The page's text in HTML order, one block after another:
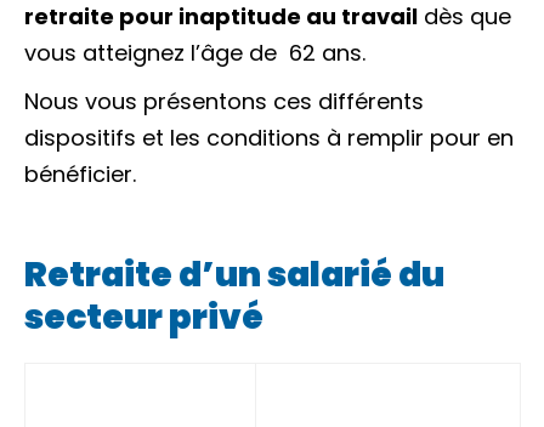
retraite pour inaptitude au travail dès que
vous atteignez l’âge de 62 ans.
Nous vous présentons ces différents
dispositifs et les conditions à remplir pour en
bénéficier.
Retraite d’un salarié du
secteur privé